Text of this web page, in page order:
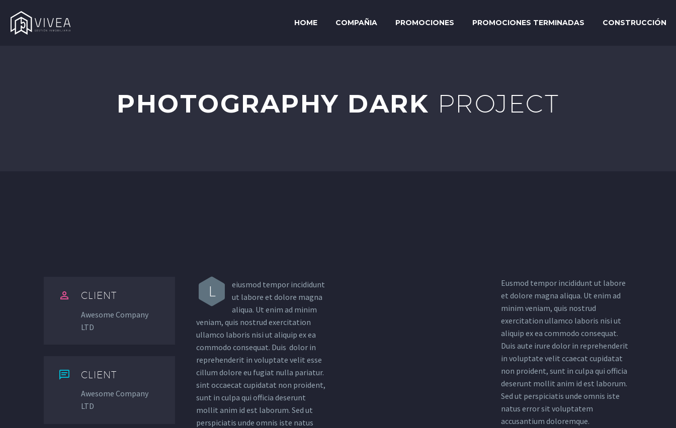
HOME COMPAÑIA PROMOCIONES PROMOCIONES TERMINADAS CONSTRUCCIÓN
PHOTOGRAPHY DARK PROJECT

 CLIENT
Awesome Company
LTD

 CLIENT
Awesome Company
LTD
L
eiusmod tempor incididunt
ut labore et dolore magna
aliqua. Ut enim ad minim
veniam, quis nostrud exercitation
ullamco laboris nisi ut aliquip ex ea
commodo consequat. Duis dolor in
reprehenderit in voluptate velit esse
cillum dolore eu fugiat nulla pariatur.
sint occaecat cupidatat non proident,
sunt in culpa qui officia deserunt
mollit anim id est laborum. Sed ut
perspiciatis unde omnis iste natus
Eusmod tempor incididunt ut labore
et dolore magna aliqua. Ut enim ad
minim veniam, quis nostrud
exercitation ullamco laboris nisi ut
aliquip ex ea commodo consequat.
Duis aute irure dolor in reprehenderit
in voluptate velit ccaecat cupidatat
non proident, sunt in culpa qui officia
deserunt mollit anim id est laborum.
Sed ut perspiciatis unde omnis iste
natus error sit voluptatem
accusantium doloremque.